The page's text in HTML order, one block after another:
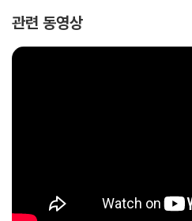
관련 동영상